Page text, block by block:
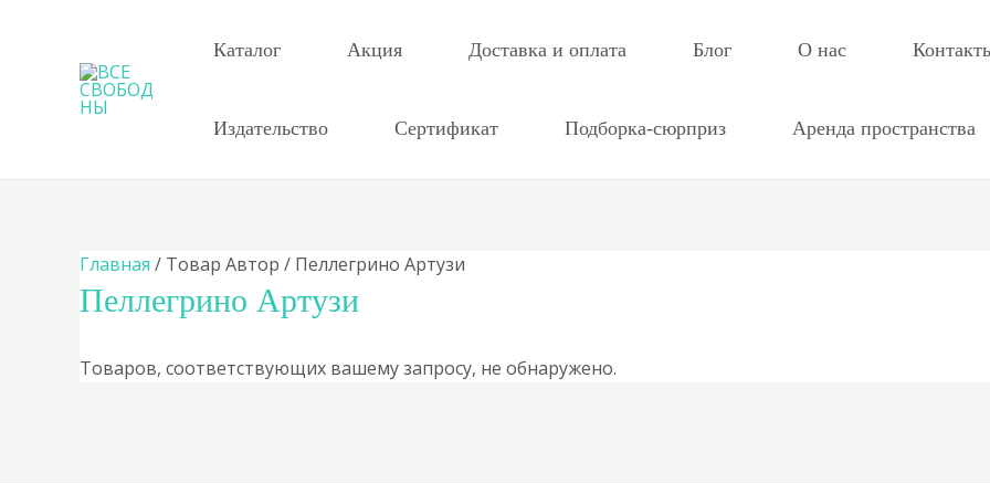
содержимому
Каталог Акция Доставка и оплата Блог О нас
Издательство Сертификат Подборка-сюрприз Аренда пространства
Главная / Товар Автор / Пеллегрино Артузи
Пеллегрино Артузи
Товаров, соответствующих вашему запросу, не обнаружено.